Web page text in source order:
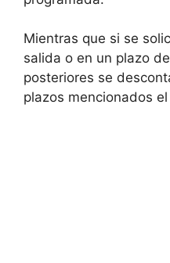
Mientras que si se
salida o en un plazo
posteriores se
plazos mencionados